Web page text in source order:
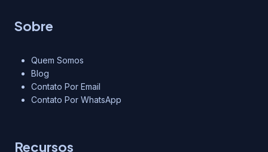
Sobre
Quem Somos
Blog
Contato Por Email
Contato Por WhatsApp
Recursos